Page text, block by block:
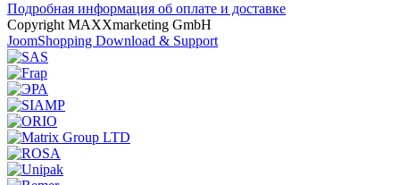
Подробная информация об оплате и доставке
Copyright MAXXmarketing GmbH
JoomShopping Download & Support